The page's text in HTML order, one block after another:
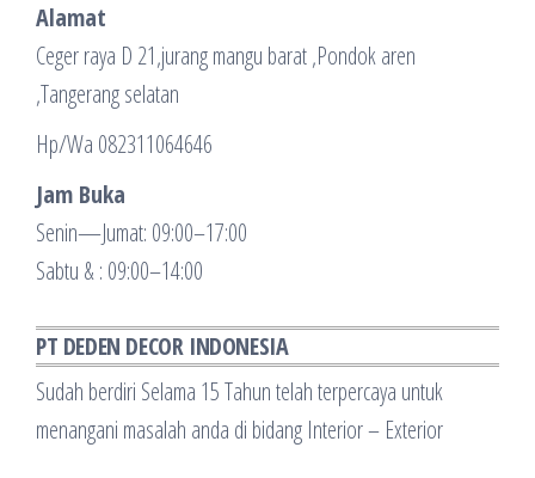
Alamat
Ceger raya D 21,jurang mangu barat ,Pondok aren
,Tangerang selatan
Hp/Wa 082311064646
Jam Buka
Senin—Jumat: 09:00–17:00
Sabtu & : 09:00–14:00
PT DEDEN DECOR INDONESIA
Sudah berdiri Selama 15 Tahun telah terpercaya untuk
menangani masalah anda di bidang Interior – Exterior